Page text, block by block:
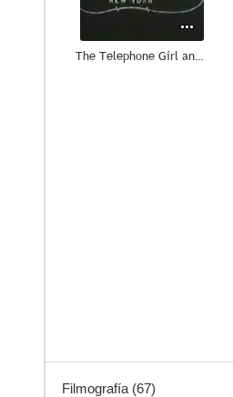
The Telephone Girl and the Lady
Filmografía (67)